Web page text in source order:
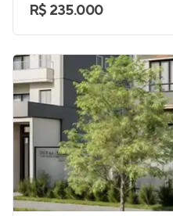
R$ 235.000